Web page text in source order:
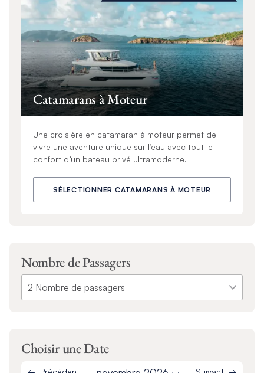
Catamarans à Moteur
Une croisière en catamaran à moteur permet de
vivre une aventure unique sur l’eau avec tout le
confort d’un bateau privé ultramoderne.
SÉLECTIONNER CATAMARANS À MOTEUR
Nombre de Passagers
Choisir une Date